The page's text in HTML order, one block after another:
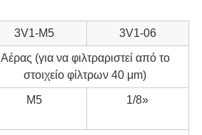
3V1-M5 3V1-06
Αέρας (για να φιλτραριστεί από το
στοιχείο φίλτρων 40 μm)
M5 1/8»